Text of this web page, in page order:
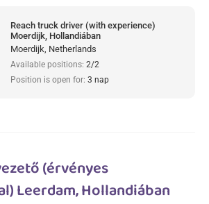
Reach truck driver (with experience)
Moerdijk, Hollandiában
Moerdijk, Netherlands
Available positions: 2/2
Position is open for: 3 nap
(érvényes
Leerdam, Hollandiában